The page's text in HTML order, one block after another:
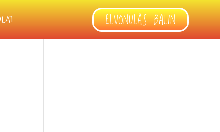
ELVONULÁS BALIN